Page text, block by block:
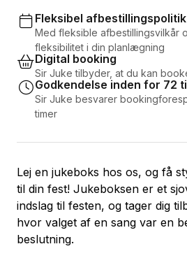
Fleksibel afbestillingspolitik
Med fleksible afbestillingsvilkår
fleksibilitet i din planlægning
Digital booking
Sir Juke tilbyder, at du kan
Godkendelse inden for 72
Sir Juke besvarer
timer
Lej en jukeboks hos os, og få
til din fest! Jukeboksen er et
indslag til festen, og tager dig
hvor valget af en sang var en
beslutning.